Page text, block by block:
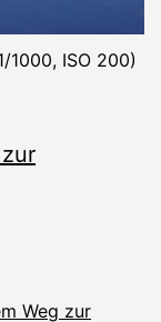
1000, ISO 200)
Weg zur